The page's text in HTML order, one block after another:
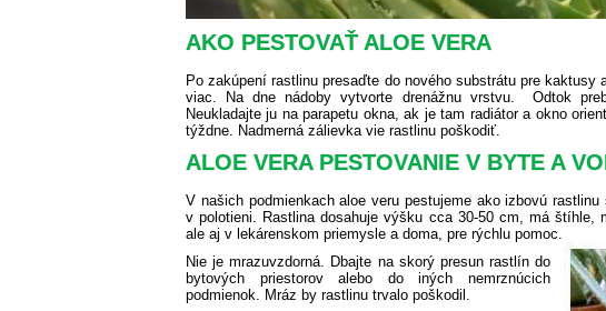
AKO PESTOVAŤ ALOE VERA
Po zakúpení rastlinu presaďte do nového substrátu pre
viac. Na dne nádoby vytvorte drenážnu vrstvu. Odtok
Neukladajte ju na parapetu okna, ak je tam radiátor a okno
týždne. Nadmerná zálievka vie rastlinu poškodiť.
ALOE VERA PESTOVANIE V BYTE A
V našich podmienkach aloe veru pestujeme ako izbovú
v polotieni. Rastlina dosahuje výšku cca 30-50 cm, má
ale aj v lekárenskom priemysle a doma, pre rýchlu pomoc.
Nie je mrazuvzdorná. Dbajte na skorý presun rastlín do
bytových priestorov alebo do iných nemrznúcich
podmienok. Mráz by rastlinu trvalo poškodil.